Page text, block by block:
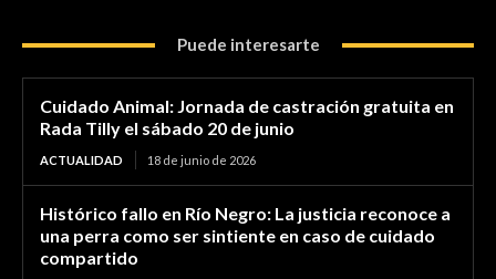
Puede interesarte
Cuidado Animal: Jornada de castración gratuita en
Rada Tilly el sábado 20 de junio
ACTUALIDAD 18 de junio de 2026
Histórico fallo en Río Negro: La justicia reconoce a
una perra como ser sintiente en caso de cuidado
compartido